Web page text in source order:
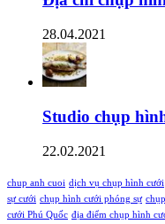
28.04.2021
Studio chụp
22.02.2021
chup anh cuoi dịch vụ chụp hình cưới
sự cưới chụp hình cưới phóng sự
cưới Phú Quốc địa điểm chụp hình